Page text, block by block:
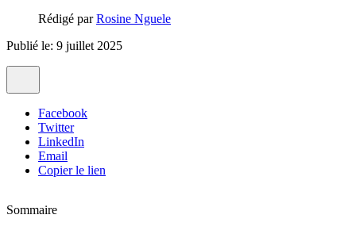
Rédigé parRosine Nguele
Publié le: 9 juillet 2025
Facebook
Twitter
LinkedIn
Email
Copier le lien
Sommaire